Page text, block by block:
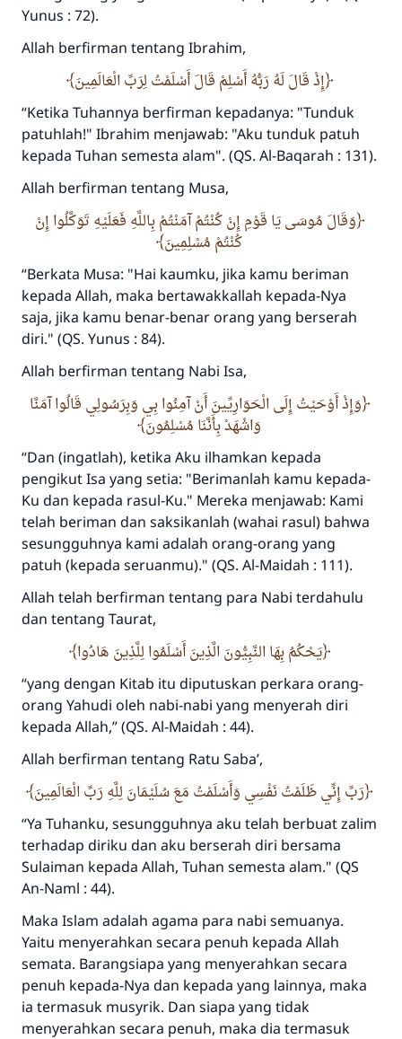
Yunus : 72).
Allah berfirman tentang Ibrahim,
إِذْ قَالَ لَهُ رَبُّهُ أَسْلِمْ قَالَ أَسْلَمْتُ لِرَبِّ الْعَالَمِينَ
“Ketika Tuhannya berfirman kepadanya: "Tunduk
patuhlah!" Ibrahim menjawab: "Aku tunduk patuh
kepada Tuhan semesta alam". (QS. Al-Baqarah : 131).
Allah berfirman tentang Musa,
وَقَالَ مُوسَى يَا قَوْمِ إِنْ كُنْتُمْ آمَنْتُمْ بِاللَّهِ فَعَلَيْهِ تَوَكَّلُوا إِنْ
كُنْتُمْ مُسْلِمِينَ
“Berkata Musa: "Hai kaumku, jika kamu beriman
kepada Allah, maka bertawakkallah kepada-Nya
saja, jika kamu benar-benar orang yang berserah
diri." (QS. Yunus : 84).
Allah berfirman tentang Nabi Isa,
وَإِذْ أَوْحَيْتُ إِلَى الْحَوَارِيِّينَ أَنْ آمِنُوا بِي وَبِرَسُولِي قَالُوا آمَنَّا
وَاشْهَدْ بِأَنَّنَا مُسْلِمُونَ
“Dan (ingatlah), ketika Aku ilhamkan kepada
pengikut Isa yang setia: "Berimanlah kamu kepada-
Ku dan kepada rasul-Ku." Mereka menjawab: Kami
telah beriman dan saksikanlah (wahai rasul) bahwa
sesungguhnya kami adalah orang-orang yang
patuh (kepada seruanmu)." (QS. Al-Maidah : 111).
Allah telah berfirman tentang para Nabi terdahulu
dan tentang Taurat,
يَحْكُمُ بِهَا النَّبِيُّونَ الَّذِينَ أَسْلَمُوا لِلَّذِينَ هَادُوا
“yang dengan Kitab itu diputuskan perkara orang-
orang Yahudi oleh nabi-nabi yang menyerah diri
kepada Allah,”(QS. Al-Maidah : 44).
Allah berfirman tentang Ratu Saba’,
رَبِّ إِنِّي ظَلَمْتُ نَفْسِي وَأَسْلَمْتُ مَعَ سُلَيْمَانَ لِلَّهِ رَبِّ الْعَالَمِينَ
“Ya Tuhanku, sesungguhnya aku telah berbuat zalim
terhadap diriku dan aku berserah diri bersama
Sulaiman kepada Allah, Tuhan semesta alam." (QS
An-Naml : 44).
Maka Islam adalah agama para nabi semuanya.
Yaitu menyerahkan secara penuh kepada Allah
semata. Barangsiapa yang menyerahkan secara
penuh kepada-Nya dan kepada yang lainnya, maka
ia termasuk musyrik. Dan siapa yang tidak
menyerahkan secara penuh, maka dia termasuk